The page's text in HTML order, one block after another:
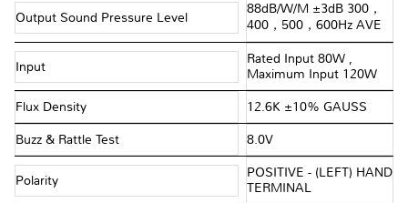
Output Sound Pressure Level
88dB/W/M ±3dB 300，
400，500，600Hz AVE
Input
Rated Input 80W ,
Maximum Input 120W
Flux Density 12.6K ±10% GAUSS
Buzz & Rattle Test 8.0V
Polarity
POSITIVE - (LEFT) HAND
TERMINAL